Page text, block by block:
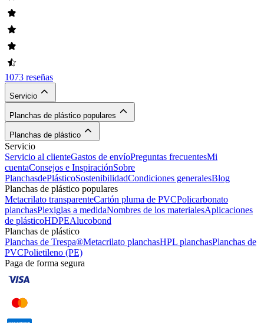
1073 reseñas
Servicio
Planchas de plástico populares
Planchas de plástico
Servicio
Servicio al clienteGastos de envíoPreguntas frecuentesMi
cuentaConsejos e InspiraciónSobre
PlanchasdePlásticoSostenibilidadCondiciones generalesBlog
Planchas de plástico populares
Metacrilato transparenteCartón pluma de PVCPolicarbonato
planchasPlexiglas a medidaNombres de los materialesAplicaciones
de plásticoHDPEAlucobond
Planchas de plástico
Planchas de Trespa®Metacrilato planchasHPL planchasPlanchas de
PVCPolietileno (PE)
Paga de forma segura